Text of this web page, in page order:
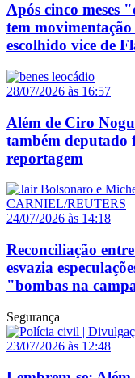
Após cinco meses
tem movimentação
escolhido vice de
28/07/2026 às 16:57
Além de Ciro
também deputado
reportagem
24/07/2026 às 14:18
Reconciliação
esvazia
"bombas na
Segurança
23/07/2026 às 12:48